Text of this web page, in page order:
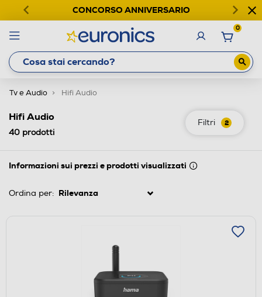
CONCORSO ANNIVERSARIO
0
Tv e Audio Hifi Audio
Filtri 2
Hifi Audio
40 prodotti
Informazioni sui prezzi e prodotti visualizzati
Ordina per: